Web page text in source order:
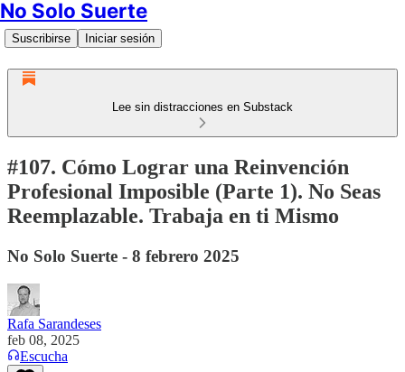
No Solo Suerte
Suscribirse Iniciar sesión
Lee sin distracciones en Substack
#107. Cómo Lograr una Reinvención
Profesional Imposible (Parte 1). No Seas
Reemplazable. Trabaja en ti Mismo
No Solo Suerte - 8 febrero 2025
Rafa Sarandeses
feb 08, 2025
Escucha